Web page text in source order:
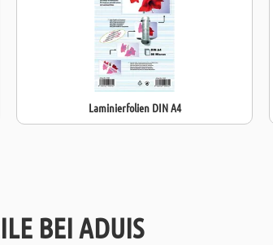
- Gesamtmaße: 360 x 535 x 455
- Gewicht: 4,93 kg
Laminierfolien DIN A4
BEI ADUIS